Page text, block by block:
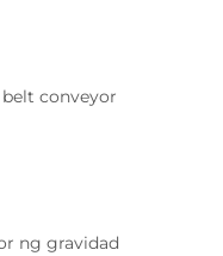
conveyor
ng gravidad